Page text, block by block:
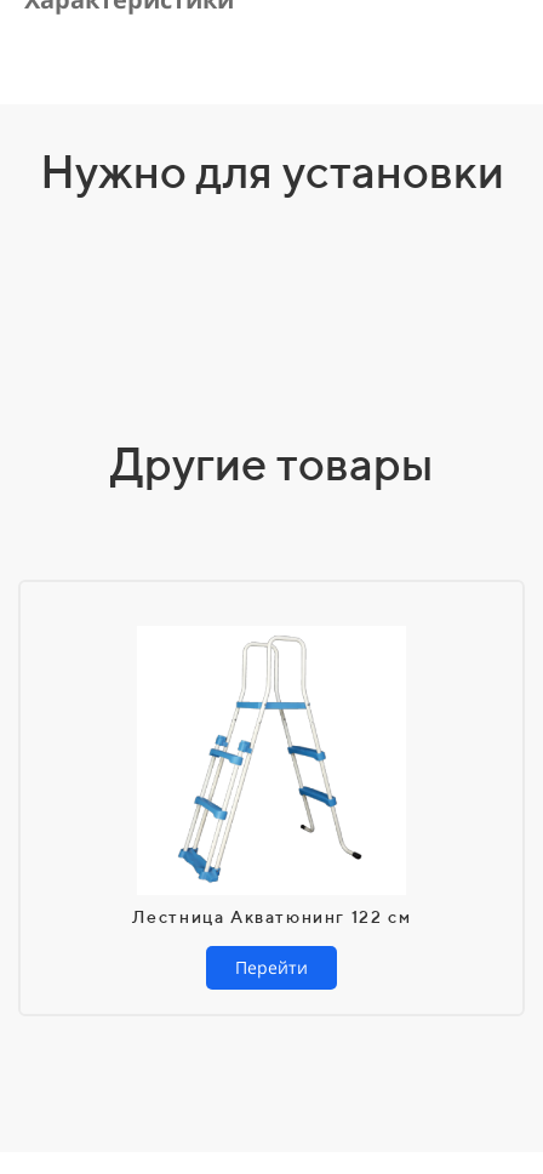
Нужно для установки
Другие товары
Лестница Акватюнинг 122 см
Перейти